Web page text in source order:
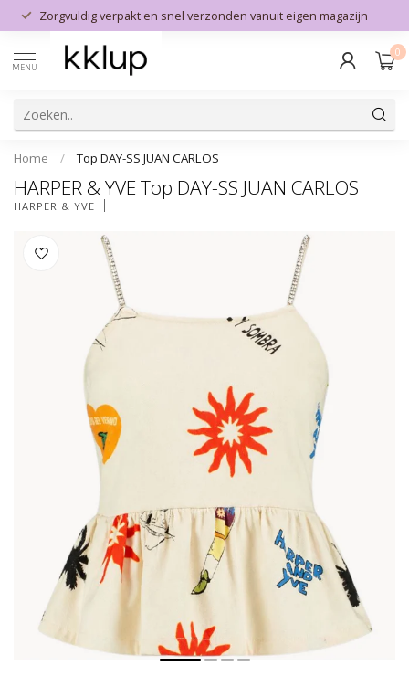
Zorgvuldig verpakt en snel verzonden vanuit eigen magazijn
MENU
0
Home / Top DAY-SS JUAN CARLOS
HARPER & YVE Top DAY-SS JUAN CARLOS
HARPER & YVE